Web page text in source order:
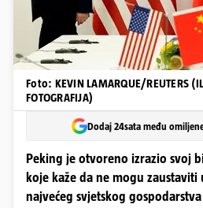
Foto: KEVIN LAMARQUE/REUTERS
FOTOGRAFIJA)
Dodaj 24sata među
Peking je otvoreno izrazio svoj
koje kaže da ne mogu
najvećeg svjetskog gospodarstva